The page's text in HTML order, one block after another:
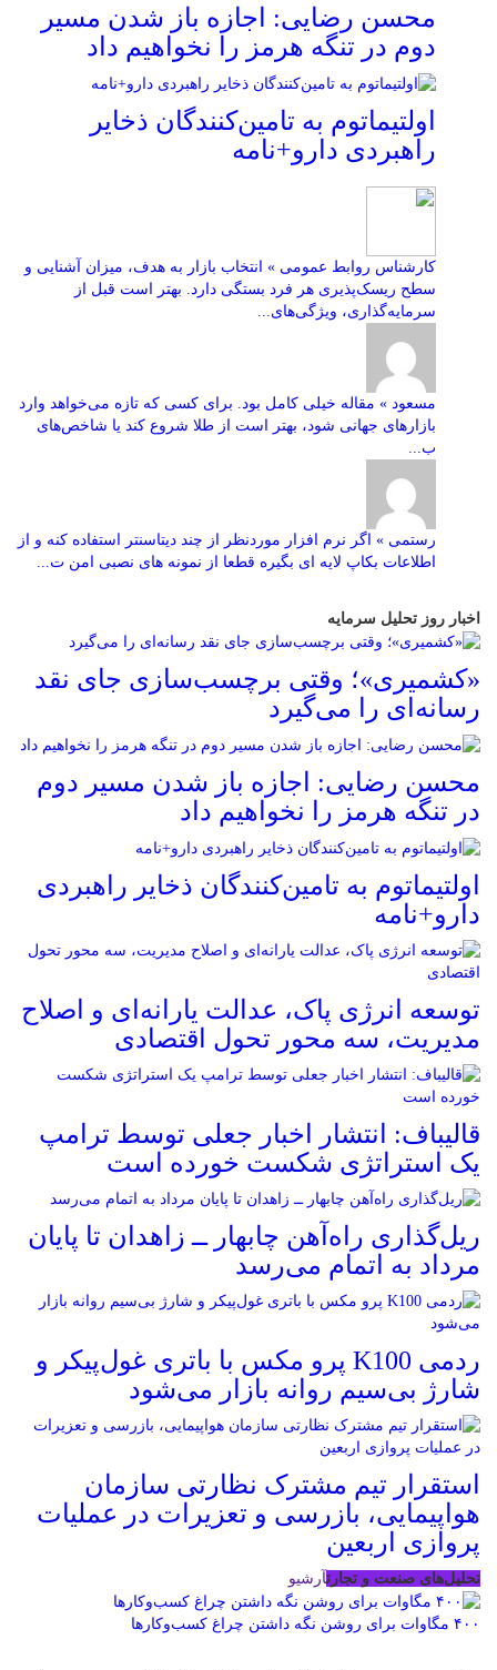
محسن رضایی: اجازه باز شدن مسیر
دوم در تنگه هرمز را نخواهیم داد
اولتیماتوم به تامین‌کنندگان ذخایر
راهبردی دارو+نامه
کارشناس روابط عمومی » انتخاب بازار به هدف، میزان آشنایی و
سطح ریسک‌پذیری هر فرد بستگی دارد. بهتر است قبل از
سرمایه‌گذاری، ویژگی‌های...
مسعود » مقاله خیلی کامل بود. برای کسی که تازه می‌خواهد وارد
بازارهای جهانی شود، بهتر است از طلا شروع کند یا شاخص‌های
ب...
رستمی » اگر نرم افزار موردنظر از چند دیتاسنتر استفاده کنه و از
اطلاعات بکاپ لایه ای بگیره قطعا از نمونه های نصبی امن ت...
اخبار روز تحلیل سرمایه
«کشمیری»؛ وقتی برچسب‌سازی جای نقد
رسانه‌ای را می‌گیرد
محسن رضایی: اجازه باز شدن مسیر دوم
در تنگه هرمز را نخواهیم داد
اولتیماتوم به تامین‌کنندگان ذخایر راهبردی
دارو+نامه
توسعه انرژی پاک، عدالت یارانه‌ای و اصلاح
مدیریت، سه محور تحول اقتصادی
قالیباف: انتشار اخبار جعلی توسط ترامپ
یک استراتژی شکست خورده است
ریل‌گذاری راه‌آهن چابهار ــ زاهدان تا پایان
مرداد به اتمام می‌رسد
ردمی K100 پرو مکس با باتری غول‌پیکر و
شارژ بی‌سیم روانه بازار می‌شود
استقرار تیم مشترک نظارتی سازمان
هواپیمایی، بازرسی و تعزیرات در عملیات
پروازی اربعین
تحلیل‌های صنعت و تجارتآرشیو
۴۰۰ مگاوات برای روشن نگه داشتن چراغ کسب‌وکار‌ها